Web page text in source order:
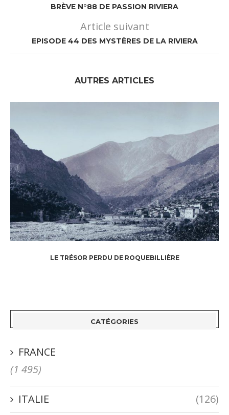
BRÈVE N°88 DE PASSION RIVIERA
Article suivant
EPISODE 44 DES MYSTÈRES DE LA RIVIERA
AUTRES ARTICLES
LE TRÉSOR PERDU DE ROQUEBILLIÈRE
CATÉGORIES
FRANCE
(1 495)
ITALIE (126)